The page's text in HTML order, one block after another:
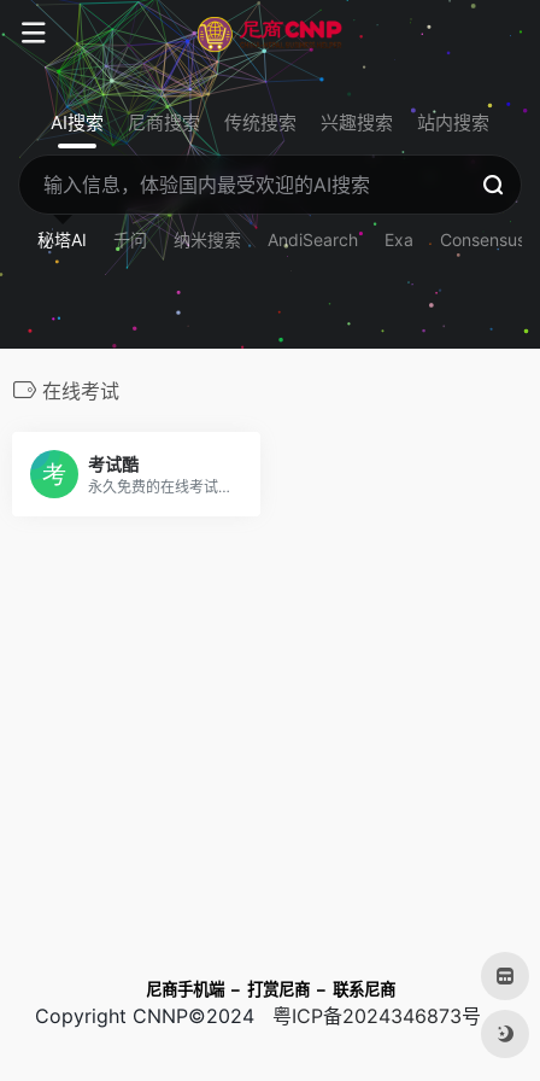
AI搜索 尼商搜索 传统搜索 兴趣搜索 站内搜索
秘塔AI 千问 纳米搜索 AndiSearch Exa Consensus
在线考试
考试酷
永久免费的在线考试系统,网络考试系统,提供在线考试,电子作业,自测练习和模拟考试,智能组卷,试卷分享,试题库等考试系统和考试相关服务.
尼商手机端 – 打赏尼商 – 联系尼商
Copyright CNNP©2024 粤ICP备2024346873号